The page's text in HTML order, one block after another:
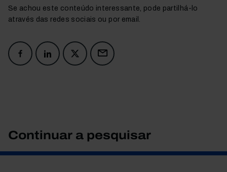
Se achou este conteúdo interessante, pode partilhá-lo
através das redes sociais ou por email.
Continuar a pesquisar